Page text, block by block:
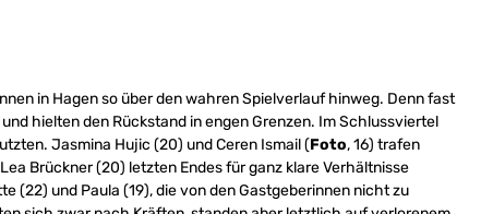
in Hagen so über den wahren Spielverlauf hinweg. Denn fast
hielten den Rückstand in engen Grenzen. Im Schlussviertel
Jasmina Hujic (20) und Ceren Ismail (Foto, 16) trafen
Brückner (20) letzten Endes für ganz klare Verhältnisse
(22) und Paula (19), die von den Gastgeberinnen nicht zu